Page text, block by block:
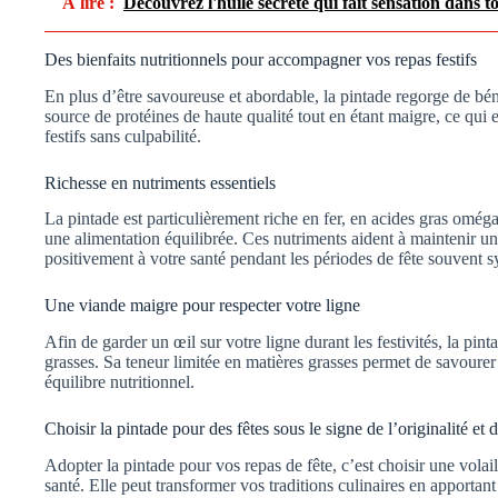
Des bienfaits nutritionnels pour accompagner vos repas festifs
En plus d’être savoureuse et abordable, la pintade regorge de
source de protéines de haute qualité tout en étant maigre, ce
festifs sans culpabilité.
Richesse en nutriments essentiels
La pintade est particulièrement riche en fer, en acides gras
une alimentation équilibrée. Ces nutriments aident à maintenir
positivement à votre santé pendant les périodes de fête souvent
Une viande maigre pour respecter votre ligne
Afin de garder un œil sur votre ligne durant les festivités, la
grasses. Sa teneur limitée en matières grasses permet de
équilibre nutritionnel.
Choisir la pintade pour des fêtes sous le signe de l’originalité et
Adopter la pintade pour vos repas de fête, c’est choisir une
santé. Elle peut transformer vos traditions culinaires en